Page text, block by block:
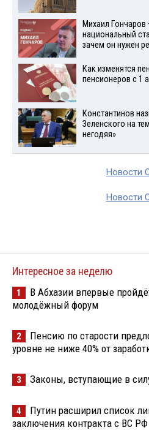
Михаил
национальный
зачем он нужен
Как изменятся
пенсионеров с 1
Константинов
Зеленского на
негодяя»
Новости
Новости
Интересное за неделю
1
В Абхазии впервые
молодёжный форум
2
Пенсию по старости
уровне не ниже 40% от
3 Законы, вступающие в
4
Путин расширил список
заключения контракта с ВС РФ